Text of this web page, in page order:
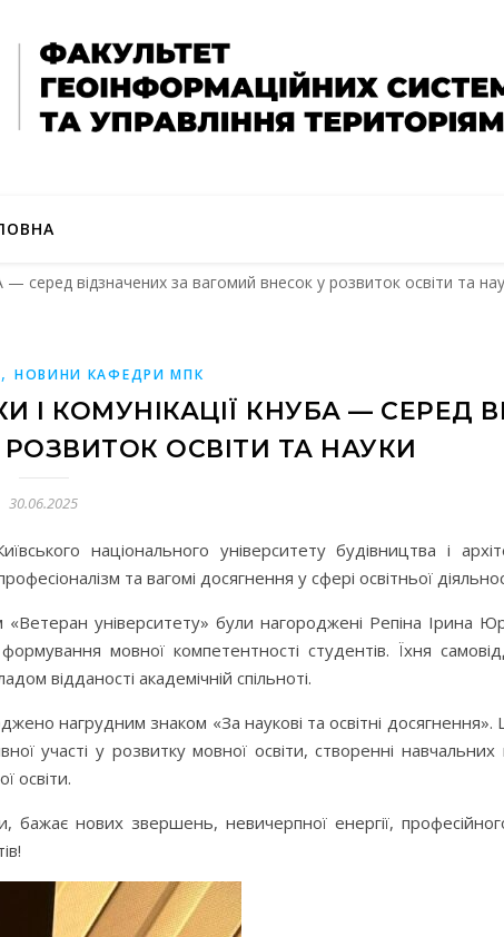
— серед відзначених за вагомий внесок у розвиток освіти та
, НОВИНИ КАФЕДРИ МПК
І КОМУНІКАЦІЇ КНУБА — СЕРЕД
ОСВІТИ ТА НАУКИ
30.06.2025
національного університету будівництва і
та вагомі досягнення у сфері освітньої
університету» були нагороджені Репіна Ірина
мовної компетентності студентів. Їхня
відданості академічній спільноті.
нагрудним знаком «За наукові та освітні досягнення».
участі у розвитку мовної освіти, створенні
освіти.
нових звершень, невичерпної енергії,